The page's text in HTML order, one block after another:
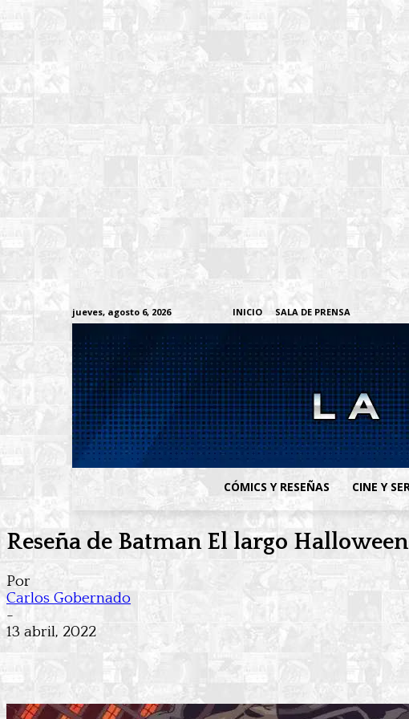
jueves, agosto 6, 2026 INICIO SALA DE PRENSA
CÓMICS Y RESEÑAS CINE Y
Reseña de Batman El largo
Por
Carlos Gobernado
-
13 abril, 2022